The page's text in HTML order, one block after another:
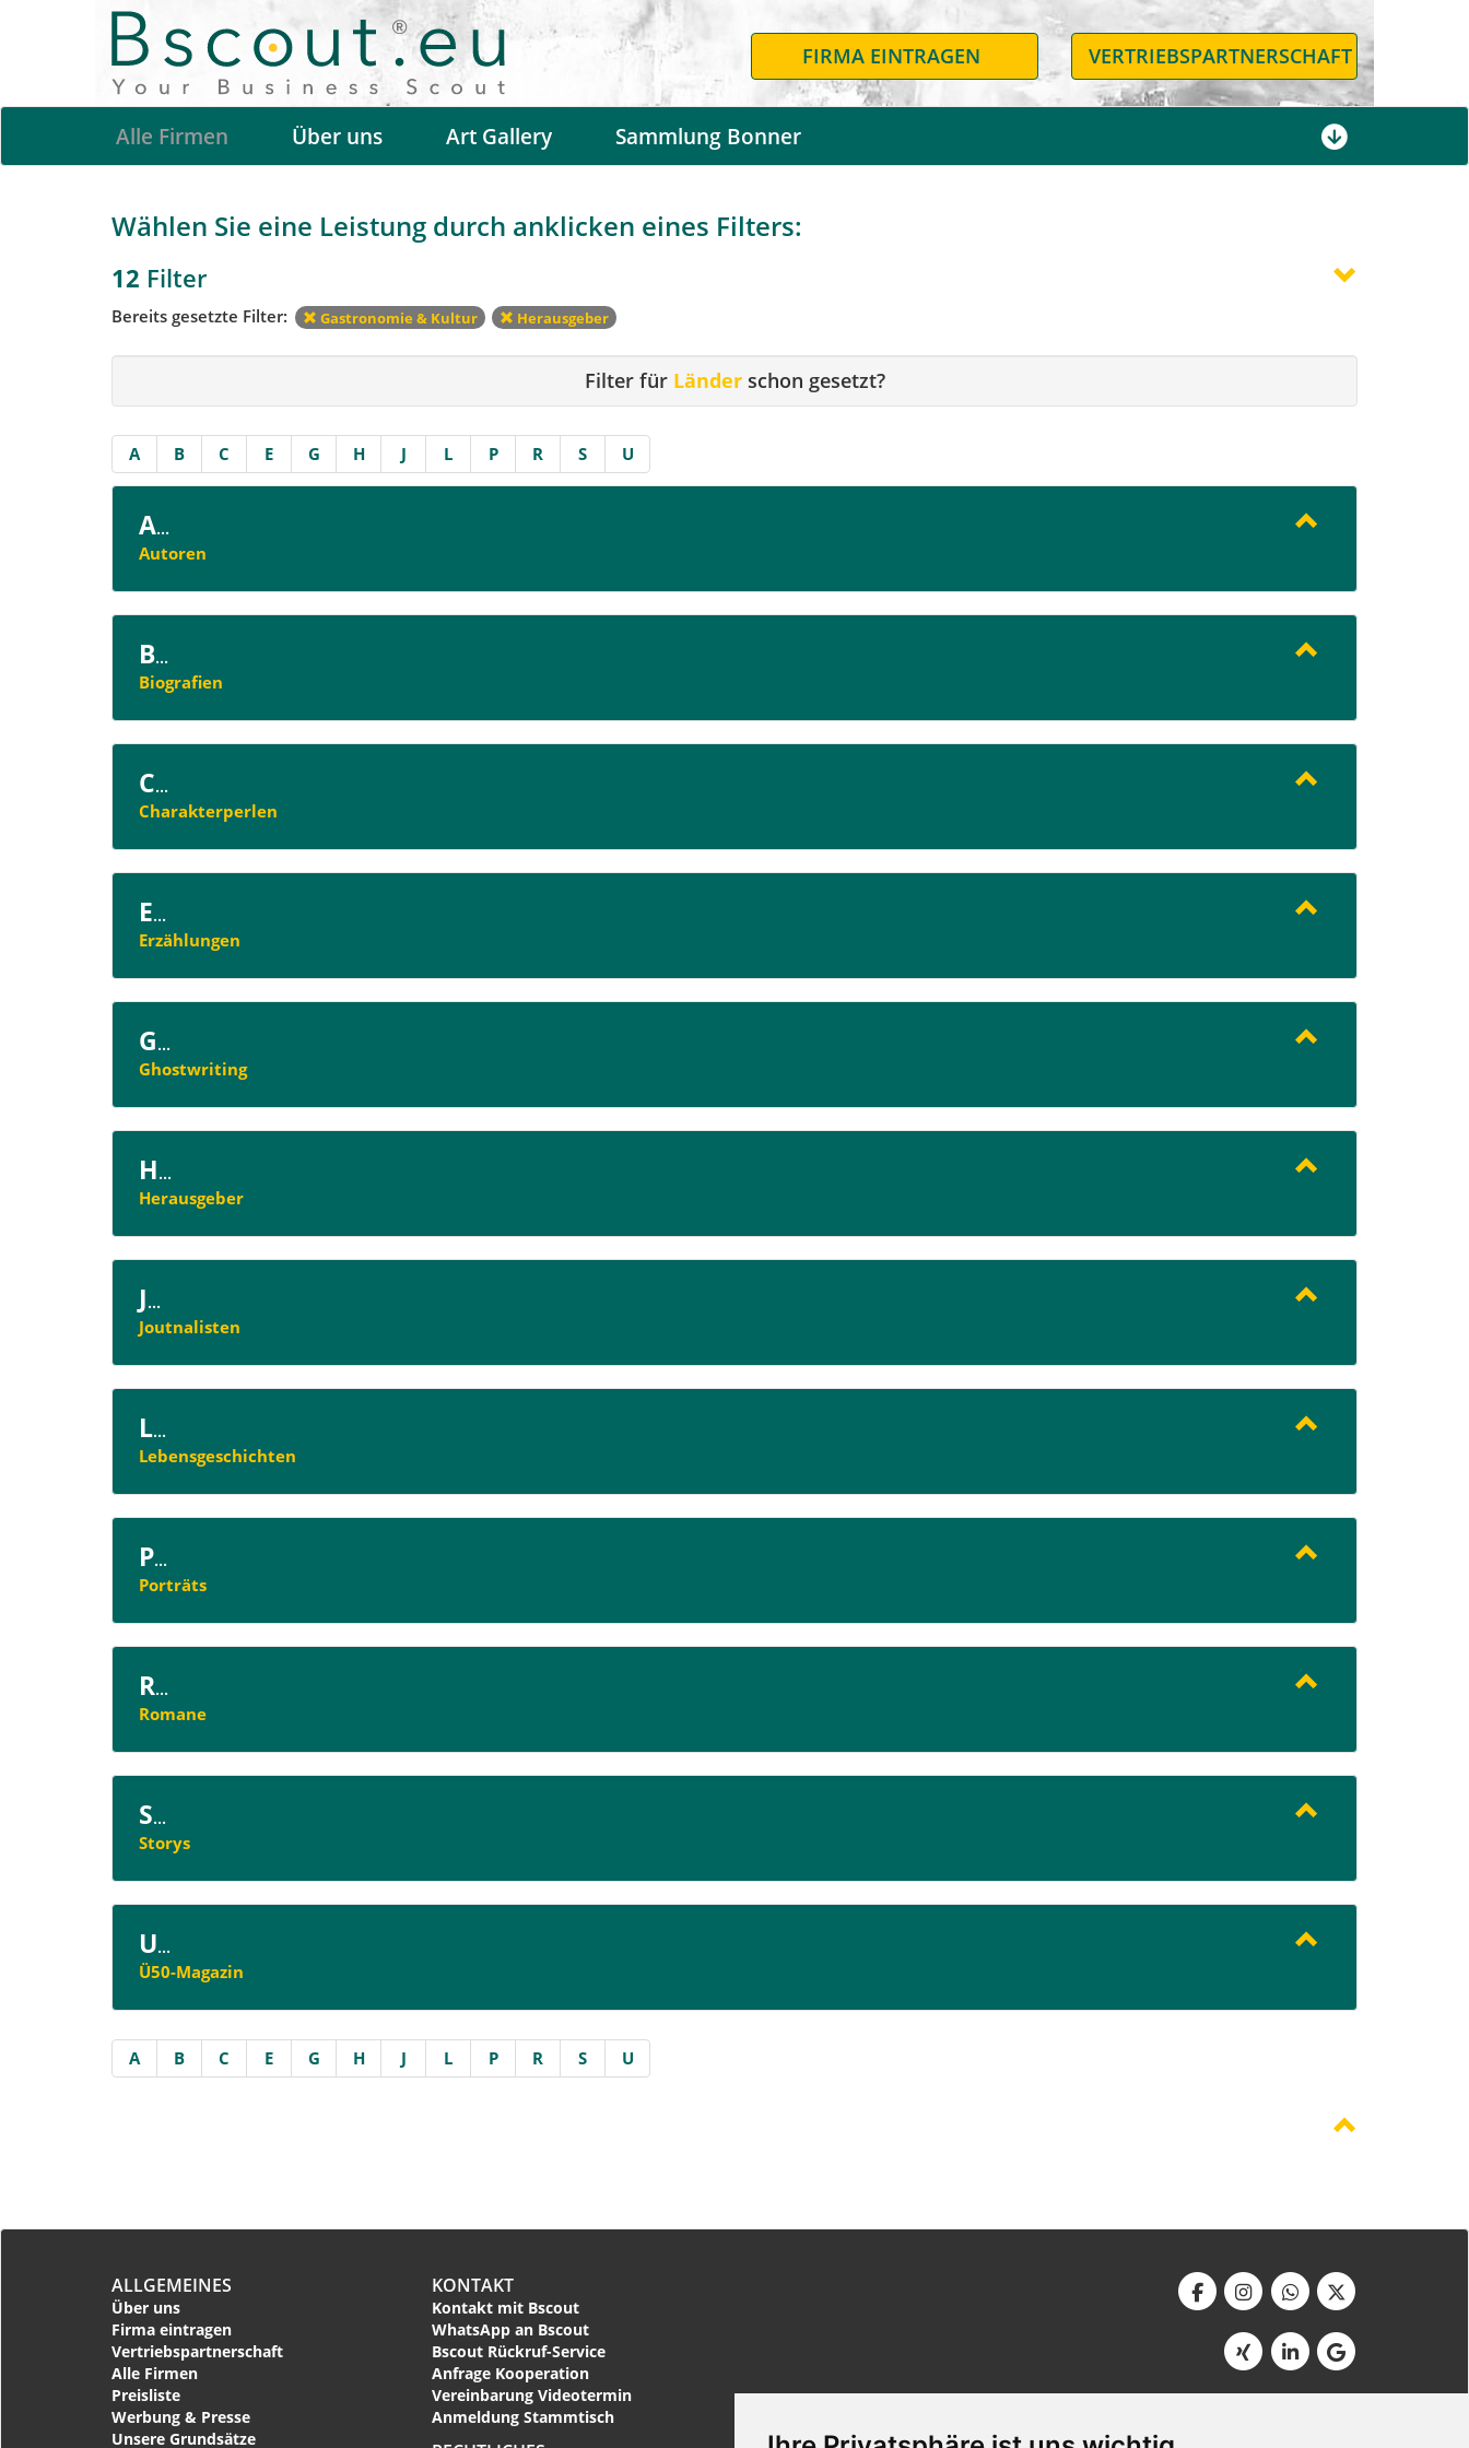
FIRMA EINTRAGEN VERTRIEBSPARTNERSCHAFT
Alle Firmen Über uns Art Gallery Sammlung Bonner
Wählen Sie eine Leistung durch anklicken eines Filters:
12 Filter
Bereits gesetzte Filter: Gastronomie & Kultur Herausgeber
Filter für Länderschon gesetzt?
A B C E G H J L P R S U
A...
Autoren
B...
Biografien
C...
Charakterperlen
E...
Erzählungen
G...
Ghostwriting
H...
Herausgeber
J...
Joutnalisten
L...
Lebensgeschichten
P...
Porträts
R...
Romane
S...
Storys
U...
Ü50-Magazin
A B C E G H J L P R S U
ALLGEMEINES
Über uns
Firma eintragen
Vertriebspartnerschaft
Alle Firmen
Preisliste
Werbung & Presse
Unsere Grundsätze
KONTAKT
Kontakt mit Bscout
WhatsApp an Bscout
Bscout Rückruf-Service
Anfrage Kooperation
Vereinbarung Videotermin
Anmeldung Stammtisch